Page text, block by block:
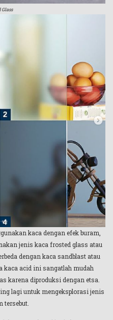
Glass
kaca dengan efek buram,
jenis kaca frosted glass atau
dengan kaca sandblast atau
kaca acid ini sangatlah mudah
karena diproduksi dengan etsa.
lagi untuk mengeksplorasi jenis
tersebut.